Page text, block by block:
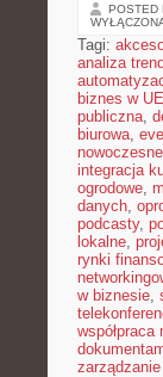
POSTED
Tagi:
analiza
biznes w UE
publiczna,
biurowa,
nowoczesne
integracja
ogrodowe,
danych,
podcasty,
lokalne,
rynki
w biznesie,
współpraca